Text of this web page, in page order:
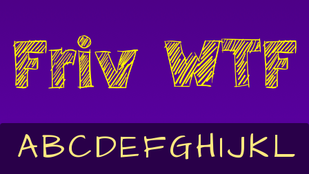
ABCDEFGHIJKL